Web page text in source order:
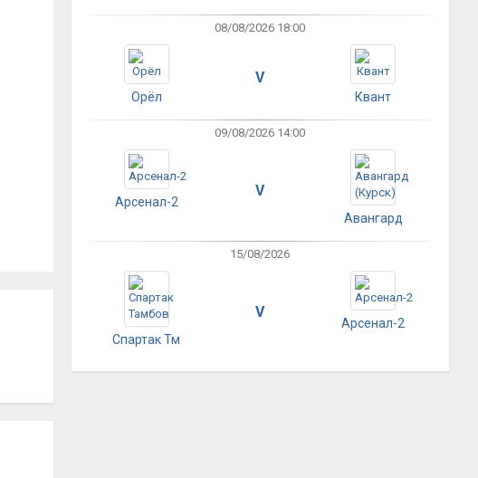
08/08/2026 18:00
Орёл
V
Квант
09/08/2026 14:00
Арсенал-2
V
Авангард
15/08/2026
Спартак Тм
V
Арсенал-2